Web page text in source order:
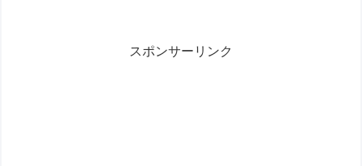
スポンサーリンク